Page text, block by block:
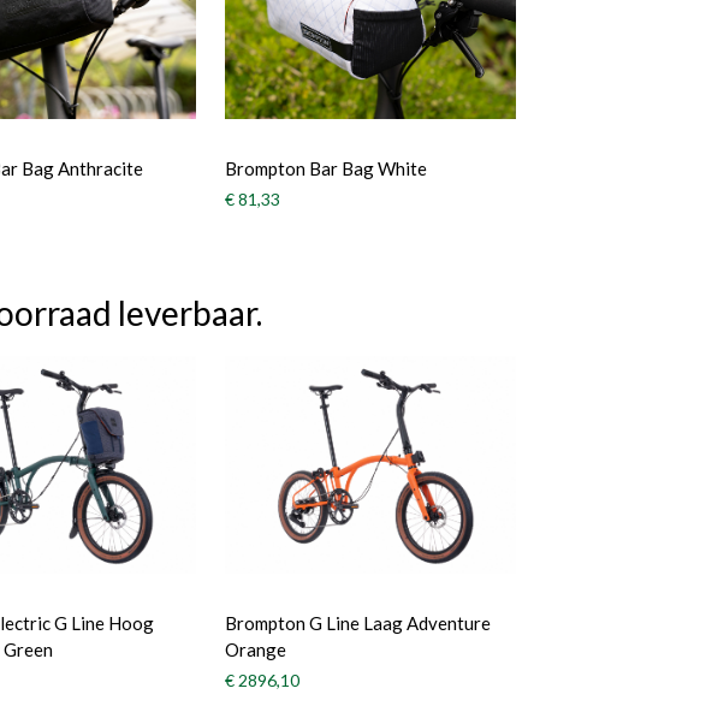
Bag Anthracite Brompton Bar Bag White
€ 81,33
leverbaar.
G Line Hoog
Green
Brompton G Line Laag Adventure
Orange
€ 2896,10